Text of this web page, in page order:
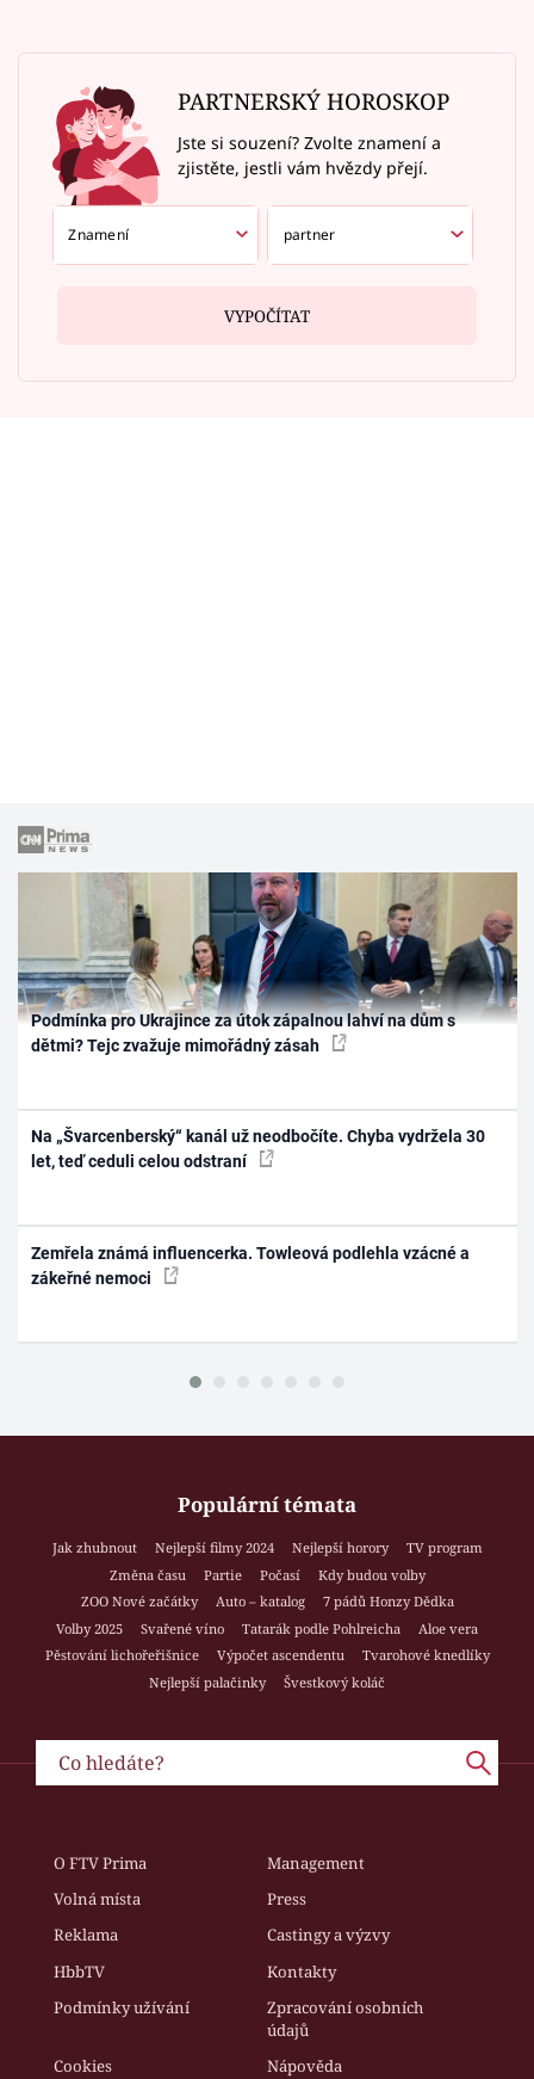
PARTNERSKÝ HOROSKOP
Jste si souzení? Zvolte znamení a
zjistěte, jestli vám hvězdy přejí.
VYPOČÍTAT
Podmínka pro Ukrajince za útok zápalnou lahví na dům s
dětmi? Tejc zvažuje mimořádný zásah
Na „Švarcenberský“ kanál už neodbočíte. Chyba vydržela 30
let, teď ceduli celou odstraní
Zemřela známá influencerka. Towleová podlehla vzácné a
zákeřné nemoci
Populární témata
Jak zhubnout Nejlepší filmy 2024 Nejlepší horory
TV program
Změna času
Partie Počasí
Kdy budou volby
ZOO Nové začátky
Auto – katalog
7 pádů Honzy Dědka
Volby 2025
Svařené víno Tatarák podle Pohlreicha
Aloe vera
Pěstování lichořeřišnice
Výpočet ascendentu
Tvarohové knedlíky
Nejlepší palačinky
Švestkový koláč
O FTV Prima
Management
Volná místa
Press
Reklama
Castingy a výzvy
HbbTV
Kontakty
Podmínky užívání
Zpracování osobních
údajů
Cookies
Nápověda